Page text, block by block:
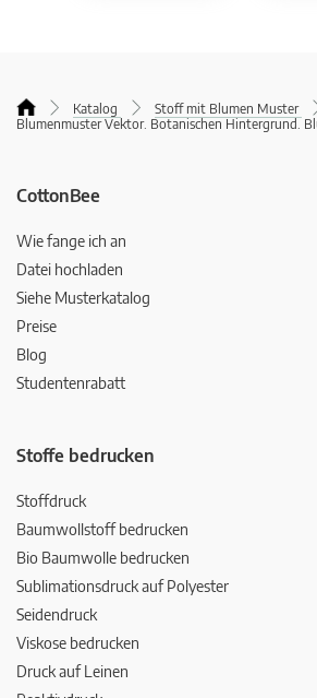
Katalog Stoff mit Blumen Muster
Blumenmuster Vektor. Botanischen Hintergrund.
CottonBee
Wie fange ich an
Datei hochladen
Siehe Musterkatalog
Preise
Blog
Studentenrabatt
Stoffe bedrucken
Stoffdruck
Baumwollstoff bedrucken
Bio Baumwolle bedrucken
Sublimationsdruck auf Polyester
Seidendruck
Viskose bedrucken
Druck auf Leinen